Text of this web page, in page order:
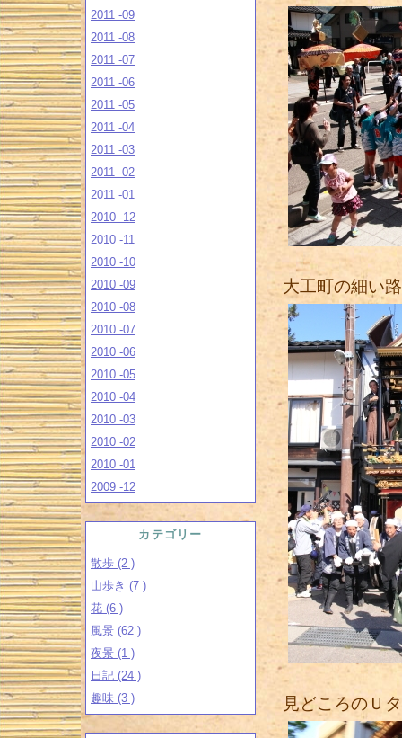
2011 -09
2011 -08
2011 -07
2011 -06
2011 -05
2011 -04
2011 -03
2011 -02
2011 -01
2010 -12
2010 -11
2010 -10
2010 -09
2010 -08
2010 -07
2010 -06
2010 -05
2010 -04
2010 -03
2010 -02
2010 -01
2009 -12
カテゴリー
散歩 (2 )
山歩き (7 )
花 (6 )
風景 (62 )
夜景 (1 )
日記 (24 )
趣味 (3 )
大工町の細い
見どころのＵ